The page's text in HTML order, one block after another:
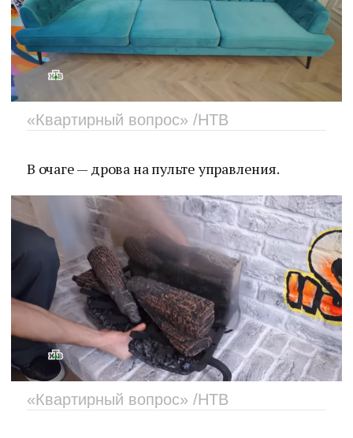
«Квартирный вопрос» /НТВ
В очаге — дрова на пульте управления.
«Квартирный вопрос» /НТВ